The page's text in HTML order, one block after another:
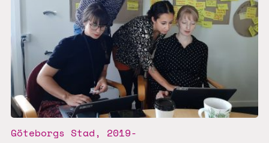
Göteborgs Stad, 2019-